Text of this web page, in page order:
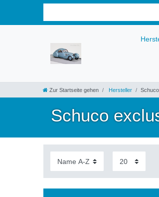
Zur Startseite gehen Hersteller Schuco
Schuco